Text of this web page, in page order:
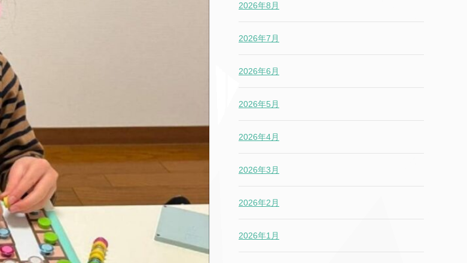
2026年8月
2026年7月
2026年6月
2026年5月
2026年4月
2026年3月
2026年2月
2026年1月